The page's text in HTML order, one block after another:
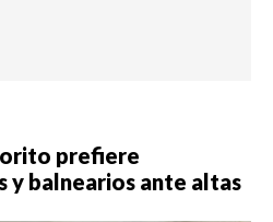
prefiere
y balnearios ante altas